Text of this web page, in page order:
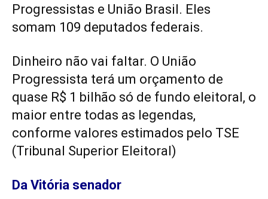
Progressistas e União Brasil. Eles
somam 109 deputados federais.
Dinheiro não vai faltar. O União
Progressista terá um orçamento de
quase R$ 1 bilhão só de fundo eleitoral, o
maior entre todas as legendas,
conforme valores estimados pelo TSE
(Tribunal Superior Eleitoral)
Da Vitória senador